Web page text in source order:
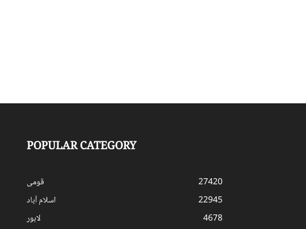
POPULAR CATEGORY
قومی
27420
اسلام آباد
22945
لاہور
4678